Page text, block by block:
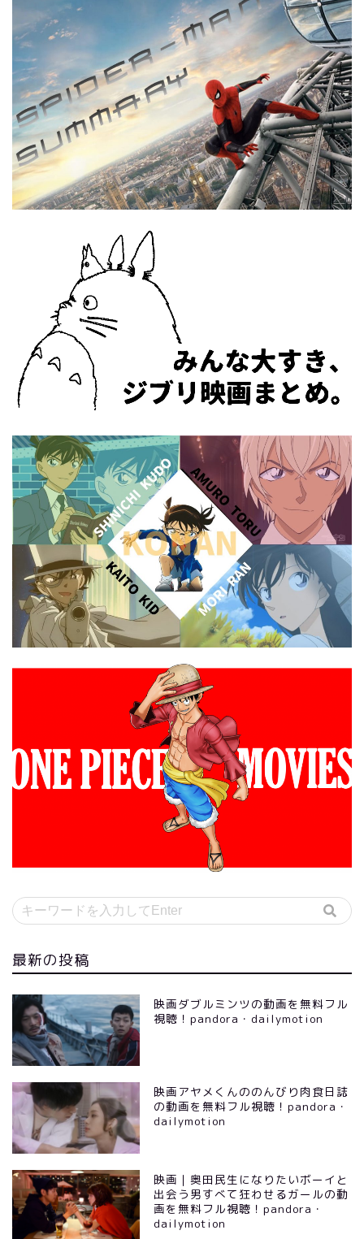
最新の投稿
映画ダブルミンツの動画を無料フル
視聴！pandora・dailymotion
映画アヤメくんののんびり肉食日誌
の動画を無料フル視聴！pandora・
dailymotion
映画｜奥田民生になりたいボーイと
出会う男すべて狂わせるガールの動
画を無料フル視聴！pandora・
dailymotion